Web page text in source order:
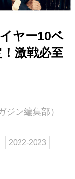
ヤー10ベ
激戦必至
ジン編集部）
2022-2023